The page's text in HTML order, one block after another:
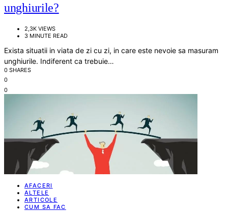
unghiurile?
2,3K VIEWS
3 MINUTE READ
Exista situatii in viata de zi cu zi, in care este nevoie sa masuram
unghiurile. Indiferent ca trebuie…
0 SHARES
0
0
AFACERI
ALTELE
ARTICOLE
CUM SA FAC